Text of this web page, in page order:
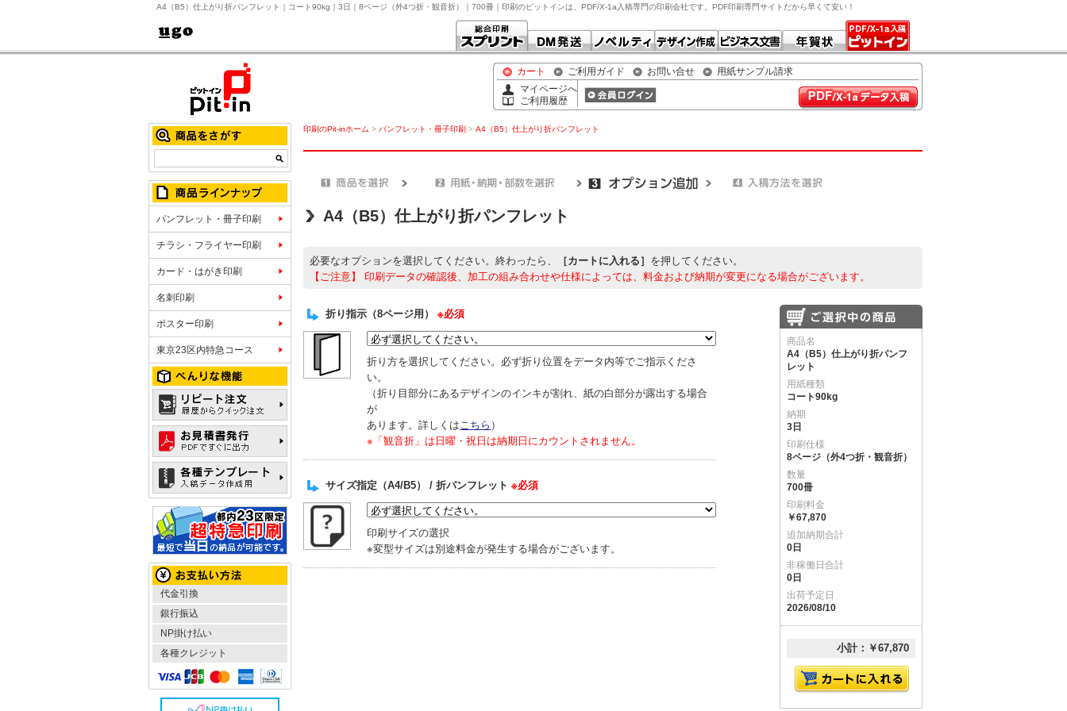
A4（B5）仕上がり折パンフレット｜コート90kg｜3日｜8ページ（外4つ折・観音折）｜700冊｜印刷のピットインは、PDF/X-1a入稿専門の印刷会社です。PDF印刷専門サイトだから早くて安い！
カート ご利用ガイド お問い合せ
用紙サンプル請求
マイページへ
ご利用履歴
パンフレット・冊子印刷
チラシ・フライヤー印刷
カード・はがき印刷
名刺印刷
ポスター印刷
東京23区内特急コース
代金引換
銀行振込
NP掛け払い
各種クレジット
印刷のPit-inホーム > パンフレット・冊子印刷 > A4（B5）仕上がり折パンフレット
A4（B5）仕上がり折パンフレット
必要なオプションを選択してください。終わったら、 ［カートに入れる］ を押してください。
【ご注意】
印刷データの確認後、加工の組み合わせや仕様によっては、料金および納期が変更になる場合がございます。
折り指示（8ページ用） ※必須
折り方を選択してください。必ず折り位置をデータ内等でご指示くださ
い。
（折り目部分にあるデザインのインキが割れ、紙の白部分が露出する場合
が
あります。詳しくはこちら ）
※「観音折」は日曜・祝日は納期日にカウントされません。
サイズ指定（A4/B5） / 折パンフレット ※必須
印刷サイズの選択
※変型サイズは別途料金が発生する場合がございます。
商品名
A4（B5）仕上がり折パンフ
レット
用紙種類
コート90kg
納期
3日
印刷仕様
8ページ（外4つ折・観音折）
数量
700冊
印刷料金
￥67,870
追加納期合計
0日
非稼働日合計
0日
出荷予定日
2026/08/10
小計：￥67,870